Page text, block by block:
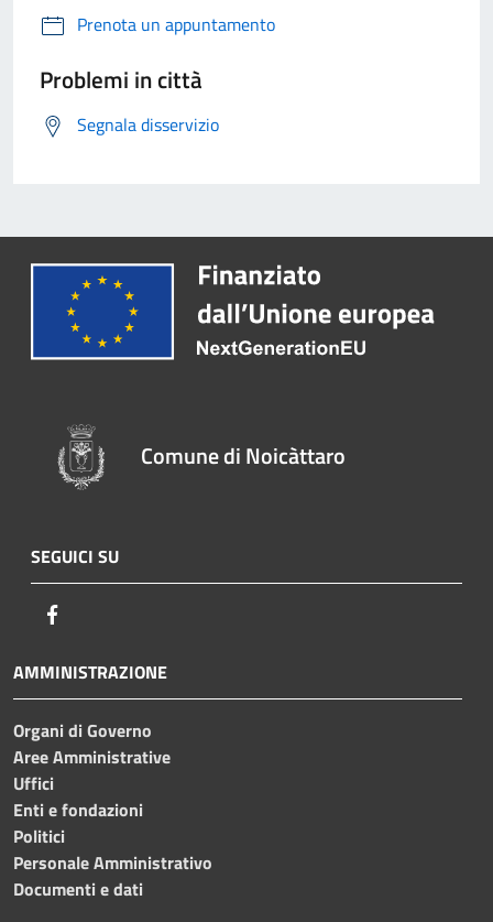
Prenota un appuntamento
Problemi in città
Segnala disservizio
Comune di Noicàttaro
SEGUICI SU
AMMINISTRAZIONE
Organi di Governo
Aree Amministrative
Uffici
Enti e fondazioni
Politici
Personale Amministrativo
Documenti e dati